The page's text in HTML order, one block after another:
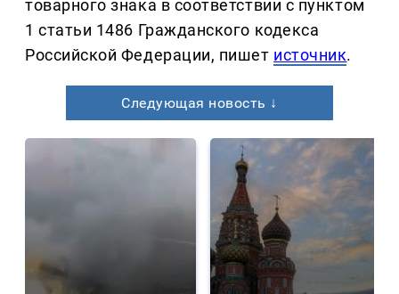
товарного знака в соответствии с пунктом
1 статьи 1486 Гражданского кодекса
Российской Федерации, пишет источник.
Следующая новость ↓